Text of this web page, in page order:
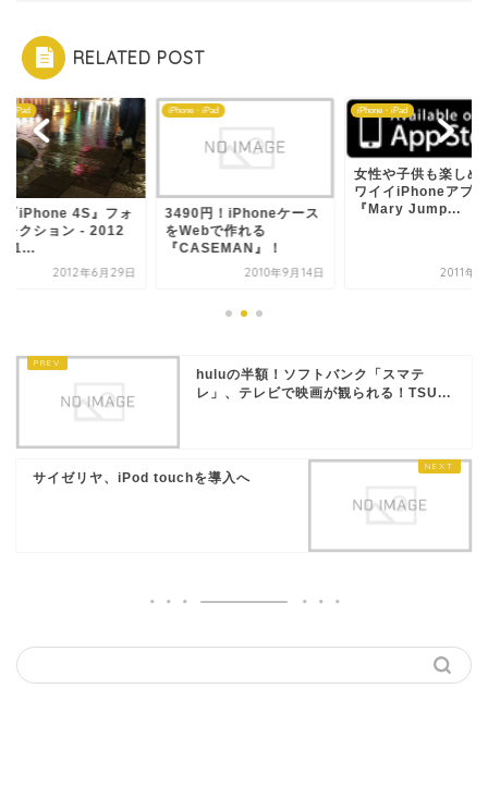
RELATED POST
・iPad
『iPhone 4S』フォ
レクション - 2012
1...
2012年6月29日
iPhone・iPad
3490円！iPhoneケース
をWebで作れる
『CASEMAN』！
2010年9月14日
iPhone・iPad
女性や子供も楽しめ
ワイイiPhoneアプリ
『Mary Jump...
2011年5
huluの半額！ソフトバンク「スマテ
レ」、テレビで映画が観られる！TSU...
サイゼリヤ、iPod touchを導入へ